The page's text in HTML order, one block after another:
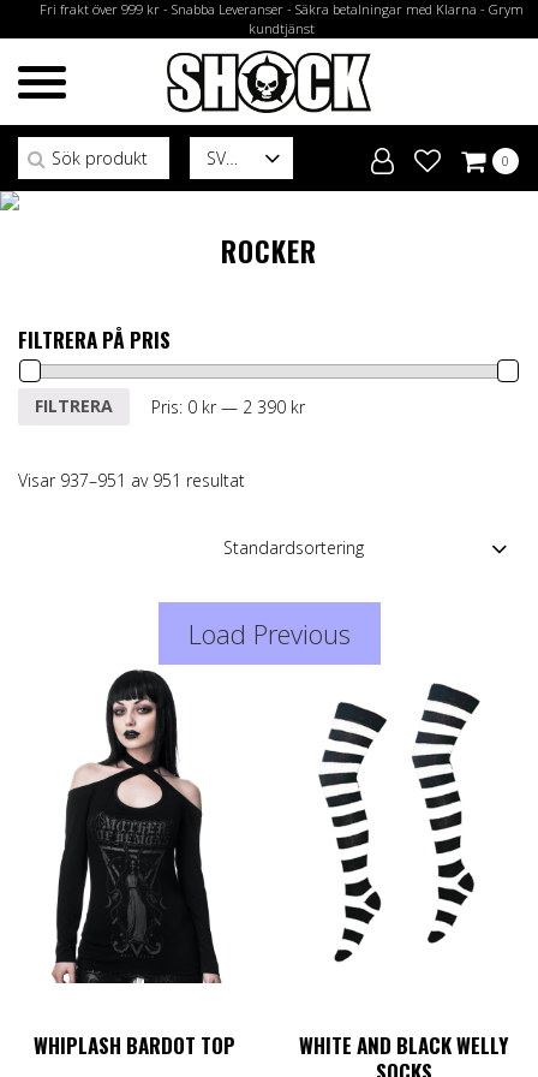
Fri frakt över 999 kr - Snabba Leveranser - Säkra betalningar med Klarna - Grym
kundtjänst
SV
Sök efter:
0
ROCKER
FILTRERA PÅ PRIS
Min
MaxFILTRERA Pris: 0 kr— 2 390 kr
Visar 937–951 av 951 resultat
Load Previous
WHIPLASH BARDOT TOP
WHITE AND BLACK WELLY